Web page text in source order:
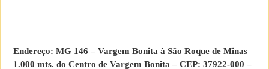
Endereço: MG 146 – Vargem Bonita à São Roque de Minas
1.000 mts. do Centro de Vargem Bonita – CEP: ‪37922-000‬ –